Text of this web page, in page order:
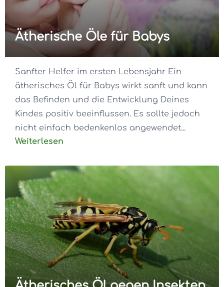
Ätherische Öle für Babys
Sanfter Helfer im ersten Lebensjahr Ein
ätherisches Öl für Babys wirkt sanft und kann
das Befinden und die Entwicklung Deines
Kindes positiv beeinflussen. Es sollte jedoch
nicht einfach bedenkenlos angewendet...
Weiterlesen